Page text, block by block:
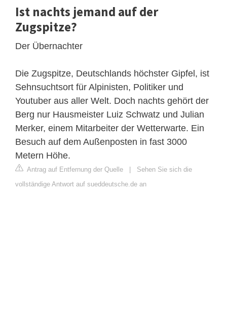
Ist nachts jemand auf der
Zugspitze?
Der Übernachter
Die Zugspitze, Deutschlands höchster Gipfel, ist
Sehnsuchtsort für Alpinisten, Politiker und
Youtuber aus aller Welt. Doch nachts gehört der
Berg nur Hausmeister Luiz Schwatz und Julian
Merker, einem Mitarbeiter der Wetterwarte. Ein
Besuch auf dem Außenposten in fast 3000
Metern Höhe.
Antrag auf Entfernung der Quelle
Sehen Sie sich die
vollständige Antwort auf sueddeutsche.de an